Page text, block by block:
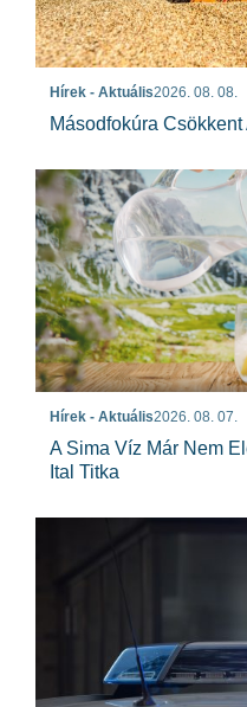
Hírek - Aktuális2026. 08. 08.
Másodfokúra
Hírek - Aktuális2026. 08. 07.
A Sima Víz Már Nem
Ital Titka